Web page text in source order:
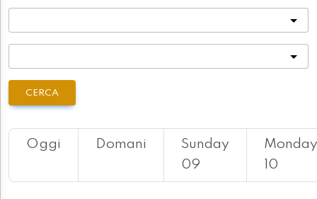
CERCA
Oggi Domani
Sunday
09
Monday
10